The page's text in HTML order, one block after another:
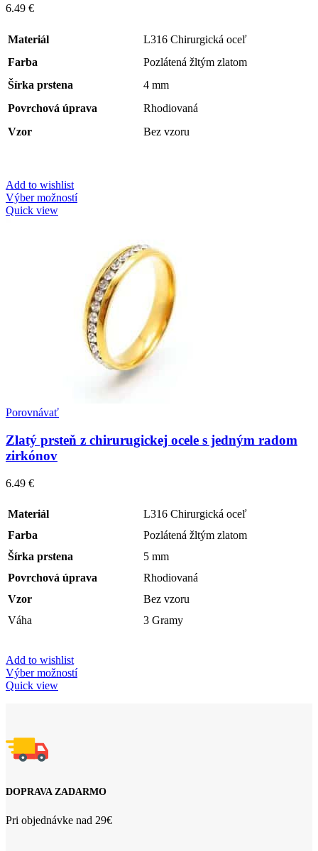
6.49 €
Materiál
L316 Chirurgická oceľ
Farba
Pozlátená žltým zlatom
Šírka prstena
4 mm
Povrchová úprava
Rhodiovaná
Vzor
Bez vzoru
Add to wishlist
Výber možností
Quick view
Porovnávať
Zlatý prsteň z chirurugickej ocele s jedným radom
zirkónov
6.49 €
Materiál
L316 Chirurgická oceľ
Farba
Pozlátená žltým zlatom
Šírka prstena
5 mm
Povrchová úprava
Rhodiovaná
Vzor
Bez vzoru
Váha
3 Gramy
Add to wishlist
Výber možností
Quick view
DOPRAVA ZADARMO
Pri objednávke nad 29€